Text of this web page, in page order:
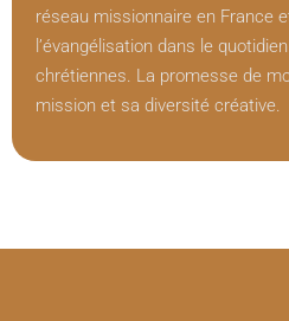
réseau missionnaire en France
l’évangélisation dans le
chrétiennes. La promesse de
mission et sa diversité créative.